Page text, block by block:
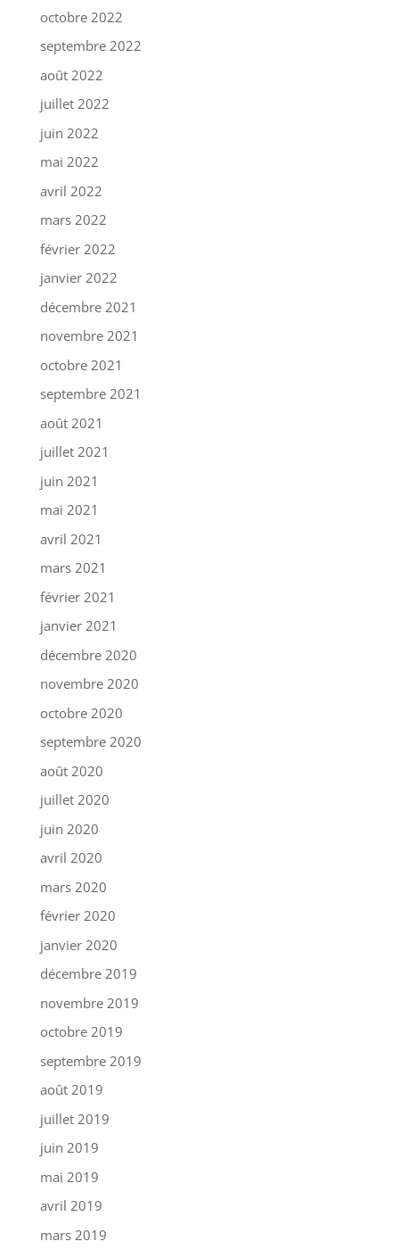
octobre 2022
septembre 2022
août 2022
juillet 2022
juin 2022
mai 2022
avril 2022
mars 2022
février 2022
janvier 2022
décembre 2021
novembre 2021
octobre 2021
septembre 2021
août 2021
juillet 2021
juin 2021
mai 2021
avril 2021
mars 2021
février 2021
janvier 2021
décembre 2020
novembre 2020
octobre 2020
septembre 2020
août 2020
juillet 2020
juin 2020
avril 2020
mars 2020
février 2020
janvier 2020
décembre 2019
novembre 2019
octobre 2019
septembre 2019
août 2019
juillet 2019
juin 2019
mai 2019
avril 2019
mars 2019